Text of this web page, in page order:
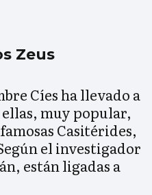
Zeus
Cíes ha llevado a
muy popular,
Casitérides,
el investigador
están ligadas a